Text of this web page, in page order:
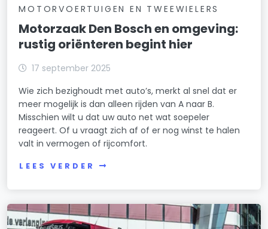
MOTORVOERTUIGEN EN TWEEWIELERS
Motorzaak Den Bosch en omgeving:
rustig oriënteren begint hier
17 september 2025
Wie zich bezighoudt met auto’s, merkt al snel dat er
meer mogelijk is dan alleen rijden van A naar B.
Misschien wilt u dat uw auto net wat soepeler
reageert. Of u vraagt zich af of er nog winst te halen
valt in vermogen of rijcomfort.
LEES VERDER